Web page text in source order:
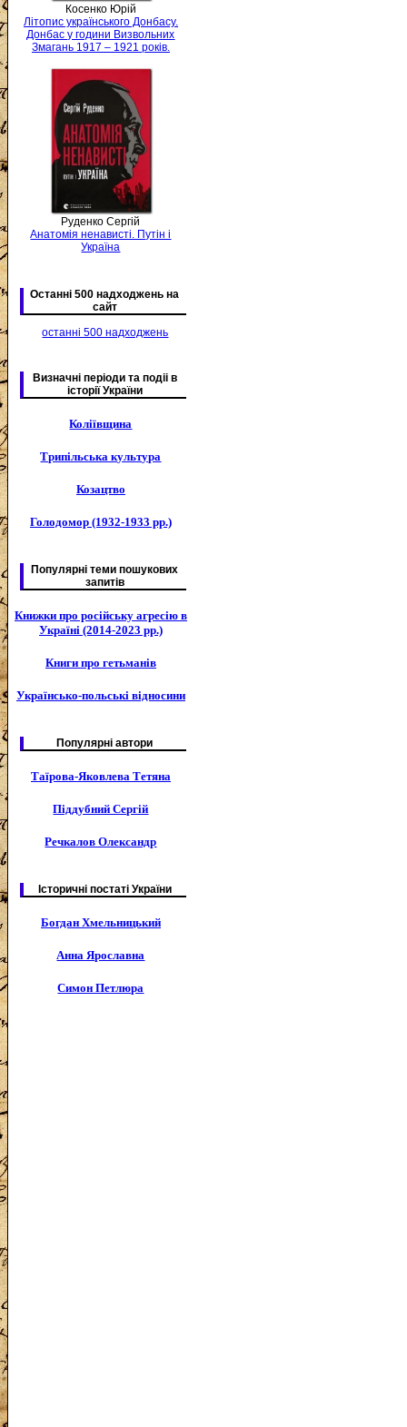
Косенко Юрій
Літопис українського Донбасу.
Донбас у години Визвольних
Змагань 1917 – 1921 років.
Руденко Сергій
Анатомія ненависті. Путін і
Україна
Останні 500 надходжень на
сайт
останні 500 надходжень
Визначні періоди та подіі в
історії України
Коліївщина
Трипільська культура
Козацтво
Голодомор (1932-1933 рр.)
Популярні теми пошукових
запитів
Книжки про російську агресію в
Україні (2014-2023 рр.)
Книги про гетьманів
Українсько-польські відносини
Популярні автори
Таїрова-Яковлева Тетяна
Піддубний Сергій
Речкалов Олександр
Історичні постаті України
Богдан Хмельницький
Анна Ярославна
Симон Петлюра